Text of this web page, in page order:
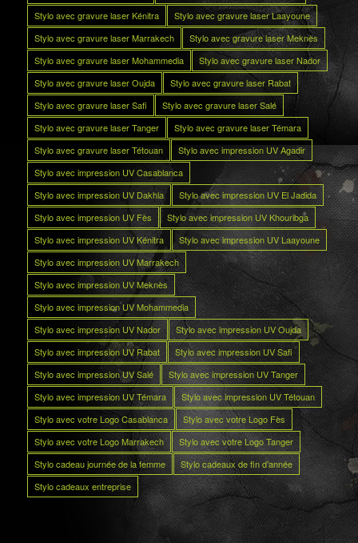
Stylo avec gravure laser Kénitra
Stylo avec gravure laser Laayoune
Stylo avec gravure laser Marrakech
Stylo avec gravure laser Meknès
Stylo avec gravure laser Mohammedia
Stylo avec gravure laser Nador
Stylo avec gravure laser Oujda
Stylo avec gravure laser Rabat
Stylo avec gravure laser Safi
Stylo avec gravure laser Salé
Stylo avec gravure laser Tanger
Stylo avec gravure laser Témara
Stylo avec gravure laser Tétouan
Stylo avec impression UV Agadir
Stylo avec impression UV Casablanca
Stylo avec impression UV Dakhla
Stylo avec impression UV El Jadida
Stylo avec impression UV Fès
Stylo avec impression UV Khouribga
Stylo avec impression UV Kénitra
Stylo avec impression UV Laayoune
Stylo avec impression UV Marrakech
Stylo avec impression UV Meknès
Stylo avec impression UV Mohammedia
Stylo avec impression UV Nador
Stylo avec impression UV Oujda
Stylo avec impression UV Rabat
Stylo avec impression UV Safi
Stylo avec impression UV Salé
Stylo avec impression UV Tanger
Stylo avec impression UV Témara
Stylo avec impression UV Tétouan
Stylo avec votre Logo Casablanca
Stylo avec votre Logo Fès
Stylo avec votre Logo Marrakech
Stylo avec votre Logo Tanger
Stylo cadeau journée de la femme
Stylo cadeaux de fin d’année
Stylo cadeaux entreprise